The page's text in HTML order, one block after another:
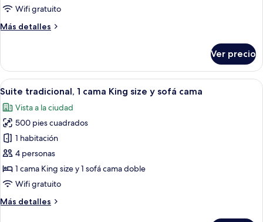
cama
size,
para
personas
discapacitadas
Wifi gratuito
Más detalles
Más
estándar,
cama
size,
con
acceso
para
personas
discapacitadas
Ver precio
Abrir
todas
las
fotos
de
Suite
tradicional,
1
King
Ropa de cama de alta calidad y
8
Suite tradicional, 1 cama King size y sofá cama
Vista a la ciudad
500 pies cuadrados
1 habitación
4 personas
1 cama King size y 1 sofá cama doble
Wifi gratuito
Más detalles
Más